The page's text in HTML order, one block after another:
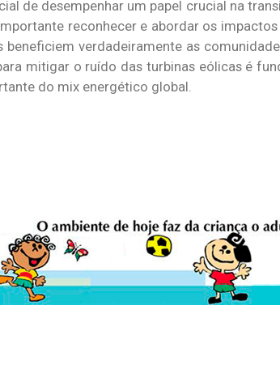
de desempenhar um papel crucial na
reconhecer e abordar os
beneficiem verdadeiramente as
mitigar o ruído das turbinas eólicas é
do mix energético global.